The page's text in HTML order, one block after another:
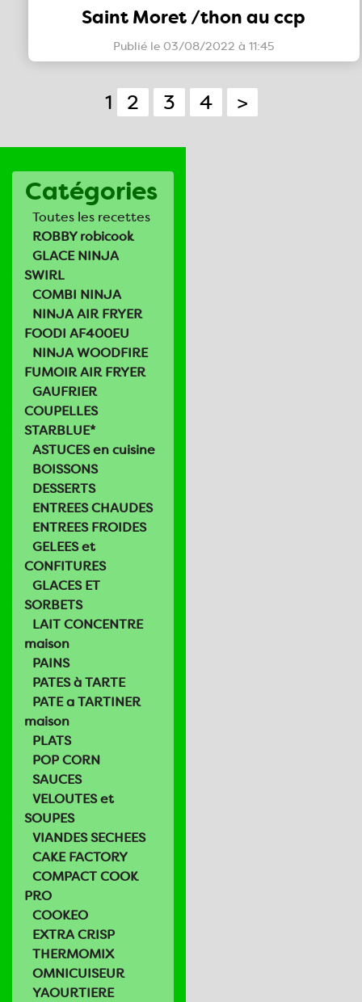
Catégories
Toutes les recettes
ROBBY robicook
GLACE NINJA
SWIRL
COMBI NINJA
NINJA AIR FRYER
FOODI AF400EU
NINJA WOODFIRE
FUMOIR AIR FRYER
GAUFRIER
COUPELLES
STARBLUE*
ASTUCES en cuisine
BOISSONS
DESSERTS
ENTREES CHAUDES
ENTREES FROIDES
GELEES et
CONFITURES
GLACES ET
SORBETS
LAIT CONCENTRE
maison
PAINS
PATES à TARTE
PATE a TARTINER
maison
PLATS
POP CORN
SAUCES
VELOUTES et
SOUPES
VIANDES SECHEES
CAKE FACTORY
COMPACT COOK
PRO
COOKEO
EXTRA CRISP
THERMOMIX
OMNICUISEUR
YAOURTIERE
Saint Moret /thon au ccp
Publié le 03/08/2022 à 11:45
1 2 3 4 >